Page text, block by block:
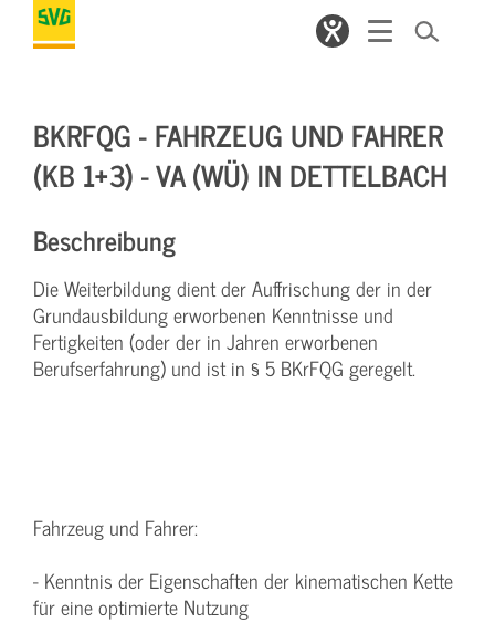
BKRFQG - FAHRZEUG UND FAHRER
(KB 1+3) - VA (WÜ) IN DETTELBACH
Beschreibung
Die Weiterbildung dient der Auffrischung der in der
Grundausbildung erworbenen Kenntnisse und
Fertigkeiten (oder der in Jahren erworbenen
Berufserfahrung) und ist in § 5 BKrFQG geregelt.
Fahrzeug und Fahrer:
- Kenntnis der Eigenschaften der kinematischen Kette
für eine optimierte Nutzung